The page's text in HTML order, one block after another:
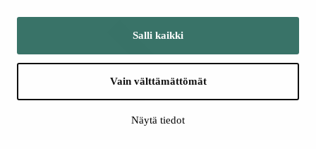
Salli kaikki
Vain välttämättömät
Näytä tiedot